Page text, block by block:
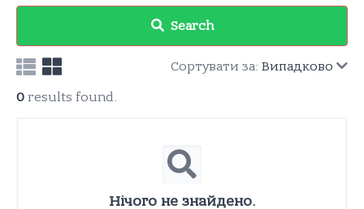
Search
Сортувати за: Випадково
0 results found.
Нічого не знайдено.